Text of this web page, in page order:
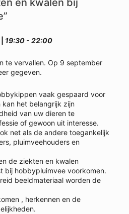
en kwalen bij
19:30 - 22:00
te vervallen. Op 9 september
gegeven.
vaak gespaard voor
kan het belangrijk zijn
van uw dieren te
of gewoon uit interesse.
net als de andere toegankelijk
pluimveehouders en
de ziekten en kwalen
bij hobbypluimvee voorkomen.
beeldmateriaal worden de
, herkennen en de